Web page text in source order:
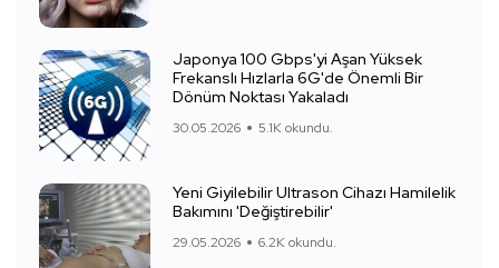
Japonya 100 Gbps'yi Aşan Yüksek
Frekanslı Hızlarla 6G'de Önemli Bir
Dönüm Noktası Yakaladı
30.05.2026 5.1K okundu.
Yeni Giyilebilir Ultrason Cihazı Hamilelik
Bakımını 'Değiştirebilir'
29.05.2026 6.2K okundu.